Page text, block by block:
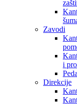
Zavodi
i
Direkcije